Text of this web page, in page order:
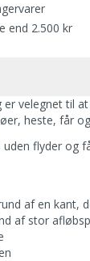
end 2.500 kr
er velegnet til
heste, får
flyder og
af en kant,
af stor